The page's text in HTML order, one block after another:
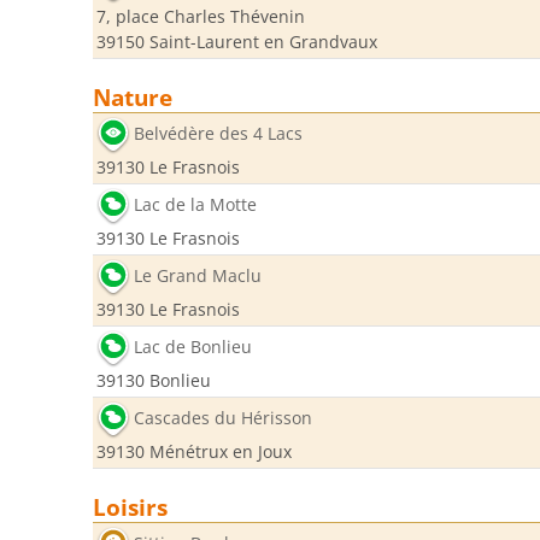
7, place Charles Thévenin
39150 Saint-Laurent en Grandvaux
Nature
Belvédère des 4 Lacs
39130 Le Frasnois
Lac de la Motte
39130 Le Frasnois
Le Grand Maclu
39130 Le Frasnois
Lac de Bonlieu
39130 Bonlieu
Cascades du Hérisson
39130 Ménétrux en Joux
Loisirs